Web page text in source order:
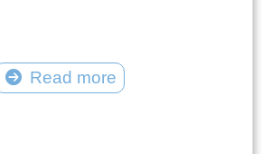
Read more